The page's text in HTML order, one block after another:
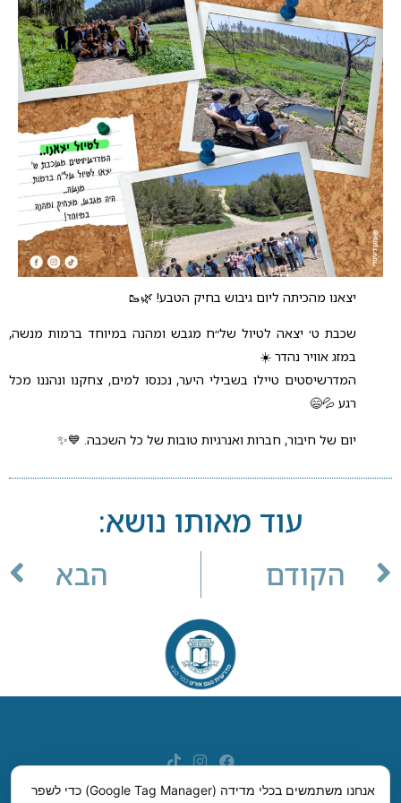
יצאנו מהכיתה ליום גיבוש בחיק הטבע! 🌿🥾
שכבת ט׳ יצאה לטיול של״ח מגבש ומהנה במיוחד ברמות מנשה,
במזג אוויר נהדר ☀️
המדרשיסטים טיילו בשבילי היער, נכנסו למים, צחקנו ונהננו מכל
רגע 💦😄
יום של חיבור, חברות ואנרגיות טובות של כל השכבה. 💙✨
עוד מאותו נושא:
הקודם הבא
אנחנו משתמשים בכלי מדידה (Google Tag Manager) כדי לשפר